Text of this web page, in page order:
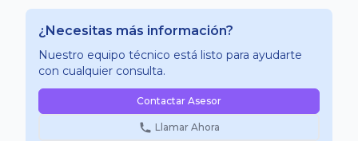
¿Necesitas más información?
Nuestro equipo técnico está listo para ayudarte
con cualquier consulta.
Contactar Asesor
Llamar Ahora